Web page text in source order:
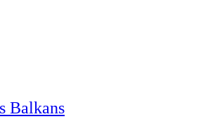
Balkans